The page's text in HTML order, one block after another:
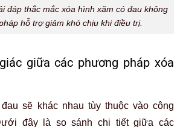
đáp thắc mắc xóa hình xăm có đau không
hỗ trợ giảm khó chịu khi điều trị.
giữa các phương pháp xóa
sẽ khác nhau tùy thuộc vào công
đây là so sánh chi tiết giữa các